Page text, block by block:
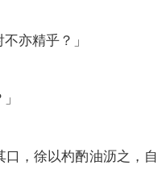
亦精乎？」
，徐以杓酌油沥之，自